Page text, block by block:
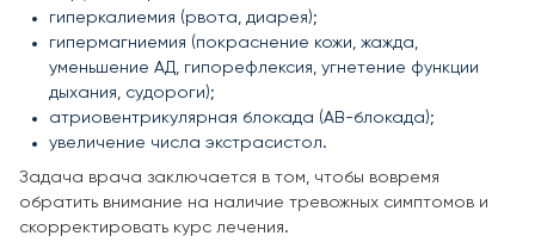
гиперкалиемия (рвота, диарея);
гипермагниемия (покраснение кожи, жажда,
уменьшение АД, гипорефлексия, угнетение функции
дыхания, судороги);
атриовентрикулярная блокада (АВ-блокада);
увеличение числа экстрасистол.
Задача врача заключается в том, чтобы вовремя
обратить внимание на наличие тревожных симптомов и
скорректировать курс лечения.